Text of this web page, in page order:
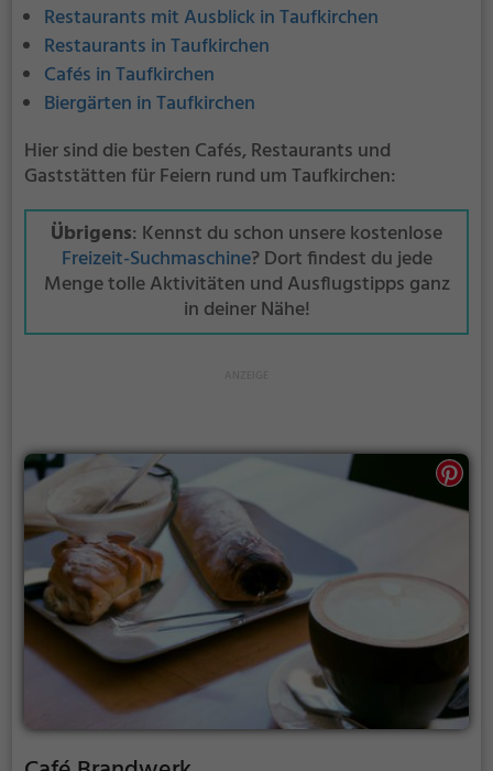
Restaurants mit Ausblick in Taufkirchen
Restaurants in Taufkirchen
Cafés in Taufkirchen
Biergärten in Taufkirchen
Hier sind die besten Cafés, Restaurants und
Gaststätten für Feiern rund um Taufkirchen:
Übrigens: Kennst du schon unsere kostenlose
Freizeit-Suchmaschine? Dort findest du jede
Menge tolle Aktivitäten und Ausflugstipps ganz
in deiner Nähe!